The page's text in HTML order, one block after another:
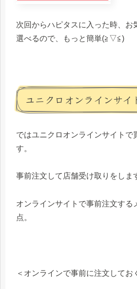
次回からハピタスに入った時、お
選べるので、もっと簡単(≧▽≦)
ユニクロオンラインサイ
ではユニクロオンラインサイトで
す。
事前注文して店舗受け取りをしま
オンラインサイトで事前注文する
点。
＜オンラインで事前に注文してお